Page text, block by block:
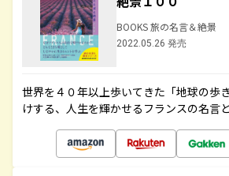
BOOKS 旅の名言＆絶景
2022.05.26 発売
世界を４０年以上歩いてきた「地球の歩
けする、人生を輝かせるフランスの名言